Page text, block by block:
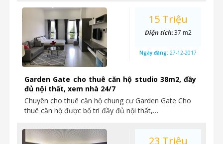
Garden Gate cho thuê căn hộ studio 38m2, đầy
đủ nội thất, xem nhà 24/7
Chuyên cho thuê căn hộ chung cư Garden Gate Cho
thuê căn hộ được bố trí đầy đủ nội thất,…
15 Triệu
Diện tích:37 m2
Ngày đăng: 27-12-2017
23 Triệu